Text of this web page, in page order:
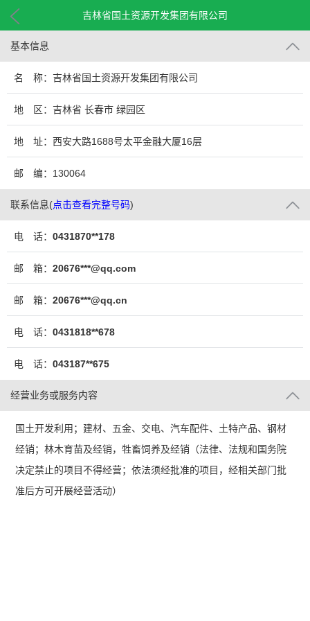
吉林省国土资源开发集团有限公司
基本信息
名 称：吉林省国土资源开发集团有限公司
地 区：吉林省 长春市 绿园区
地 址：西安大路1688号太平金融大厦16层
邮 编：130064
联系信息(点击查看完整号码)
电 话： 0431870**178
邮 箱： 20676***@qq.com
邮 箱： 20676***@qq.cn
电 话： 0431818**678
电 话： 043187**675
经营业务或服务内容
国土开发利用；建材、五金、交电、汽车配件、土特产品、钢材
经销；林木育苗及经销，牲畜饲养及经销（法律、法规和国务院
决定禁止的项目不得经营；依法须经批准的项目，经相关部门批
准后方可开展经营活动）